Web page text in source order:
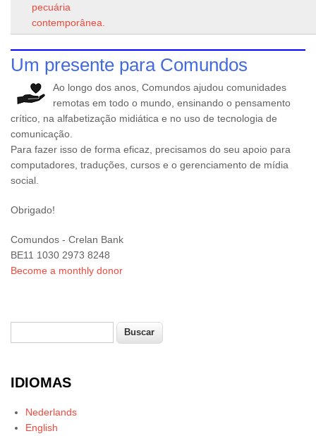
pecuária
contemporânea.
Um presente para Comundos
Ao longo dos anos, Comundos ajudou comunidades
remotas em todo o mundo, ensinando o pensamento
crítico, na alfabetização midiática e no uso de tecnologia de
comunicação.
Para fazer isso de forma eficaz, precisamos do seu apoio para
computadores, traduções, cursos e o gerenciamento de mídia
social.
Obrigado!
Comundos - Crelan Bank
BE11 1030 2973 8248
Become a monthly donor
Formulário de busca
IDIOMAS
Nederlands
English